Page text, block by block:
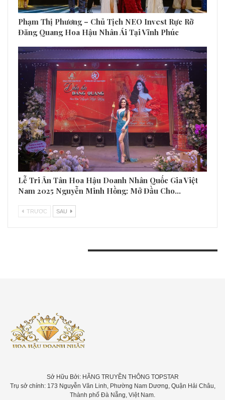
Phạm Thị Phương – Chủ Tịch NEO Invest Rực Rỡ
Đăng Quang Hoa Hậu Nhân Ái Tại Vĩnh Phúc
Lễ Tri Ân Tân Hoa Hậu Doanh Nhân Quốc Gia Việt
Nam 2025 Nguyễn Minh Hồng: Mở Đầu Cho…
TRƯƠC SAU
Sở Hữu Bởi: HÃNG TRUYỀN THÔNG TOPSTAR
Trụ sở chính: 173 Nguyễn Văn Linh, Phường Nam Dương, Quận Hải Châu,
Thành phố Đà Nẵng, Việt Nam.